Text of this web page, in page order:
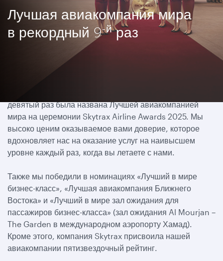
Лучшая авиакомпания мира
в рекордный 9-йраз
девятый раз была названа Лучшей авиакомпанией
мира на церемонии Skytrax Airline Awards 2025. Мы
высоко ценим оказываемое вами доверие, которое
вдохновляет нас на оказание услуг на наивысшем
уровне каждый раз, когда вы летаете с нами.
Также мы победили в номинациях «Лучший в мире
бизнес-класс», «Лучшая авиакомпания Ближнего
Востока» и «Лучший в мире зал ожидания для
пассажиров бизнес-класса» (зал ожидания Al Mourjan –
The Garden в международном аэропорту Хамад).
Кроме этого, компания Skytrax присвоила нашей
авиакомпании пятизвездочный рейтинг.